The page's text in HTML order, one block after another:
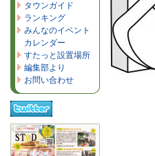
タウンガイド
ランキング
みんなのイベント
カレンダー
すたっと設置場所
編集部より
お問い合わせ